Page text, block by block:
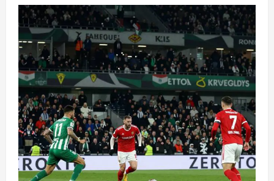
Walsall
vs
Aston
Villa:
Dự
đoán
trận
giao
hữu
ngày
22/7